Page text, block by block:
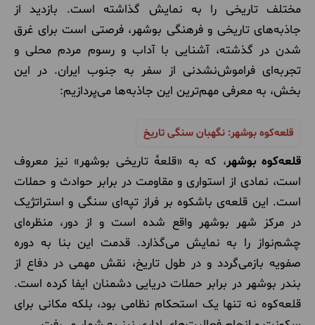
مختلف تاریخی را به نمایش گذاشته است. بازدید از
جاذبه‌های تاریخی و فرهنگی بوشهر، فرصتی است برای غرق
شدن در گذشته، آشنایی با آداب و رسوم مردم محلی و
تجربه‌ای فراموش‌نشدنی از سفر به جنوب ایران. در این
بخش، به معرفی مهم‌ترین این جاذبه‌ها می‌پردازیم:
قلعه‌کوه بوشهر: نگهبان سنگی تاریخ
قلعه‌کوه بوشهر، که به «قلعهٔ تاریخی بوشهر» نیز معروف
است، نمادی از استواری و مقاومت در برابر حوادث و حملات
است. این قلعه‌ی باشکوه بر فراز تپه‌ای سنگی و استراتژیک
در مرکز شهر بوشهر واقع شده است و از دور، منظره‌ای
چشم‌نواز را به نمایش می‌گذارد. قدمت این بنا به دوره
صفویه بازمی‌گردد و در طول تاریخ، نقش مهمی در دفاع از
بندر بوشهر در برابر حملات دریایی دشمنان ایفا کرده است.
قلعه‌کوه نه تنها یک استحکام نظامی بود، بلکه مکانی برای